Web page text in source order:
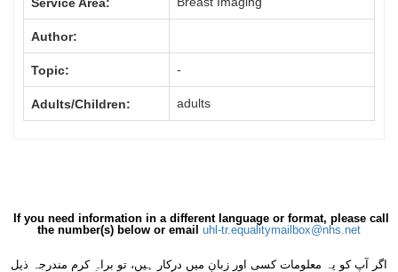
Service Area:
Author:
Topic: -
Adults/Children: adults
If you need information in a different language or format, please call
the number(s) below or email uhl-tr.equalitymailbox@nhs.net
اگر آپ کو یہ معلومات کسی اور زبان میں درکار ہیں، تو براہِ کرم مندرجہ ذیل